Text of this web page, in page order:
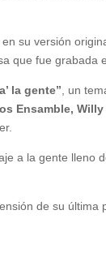
en su versión
que fue grabada
la gente” , un
Ensamble,
a la gente lleno
de su última